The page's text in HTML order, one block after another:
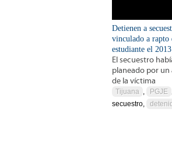
Detienen a
vinculado a rapto
estudiante el 2013
El secuestro
planeado por un
de la víctima
Tijuana , PGJE
secuestro,